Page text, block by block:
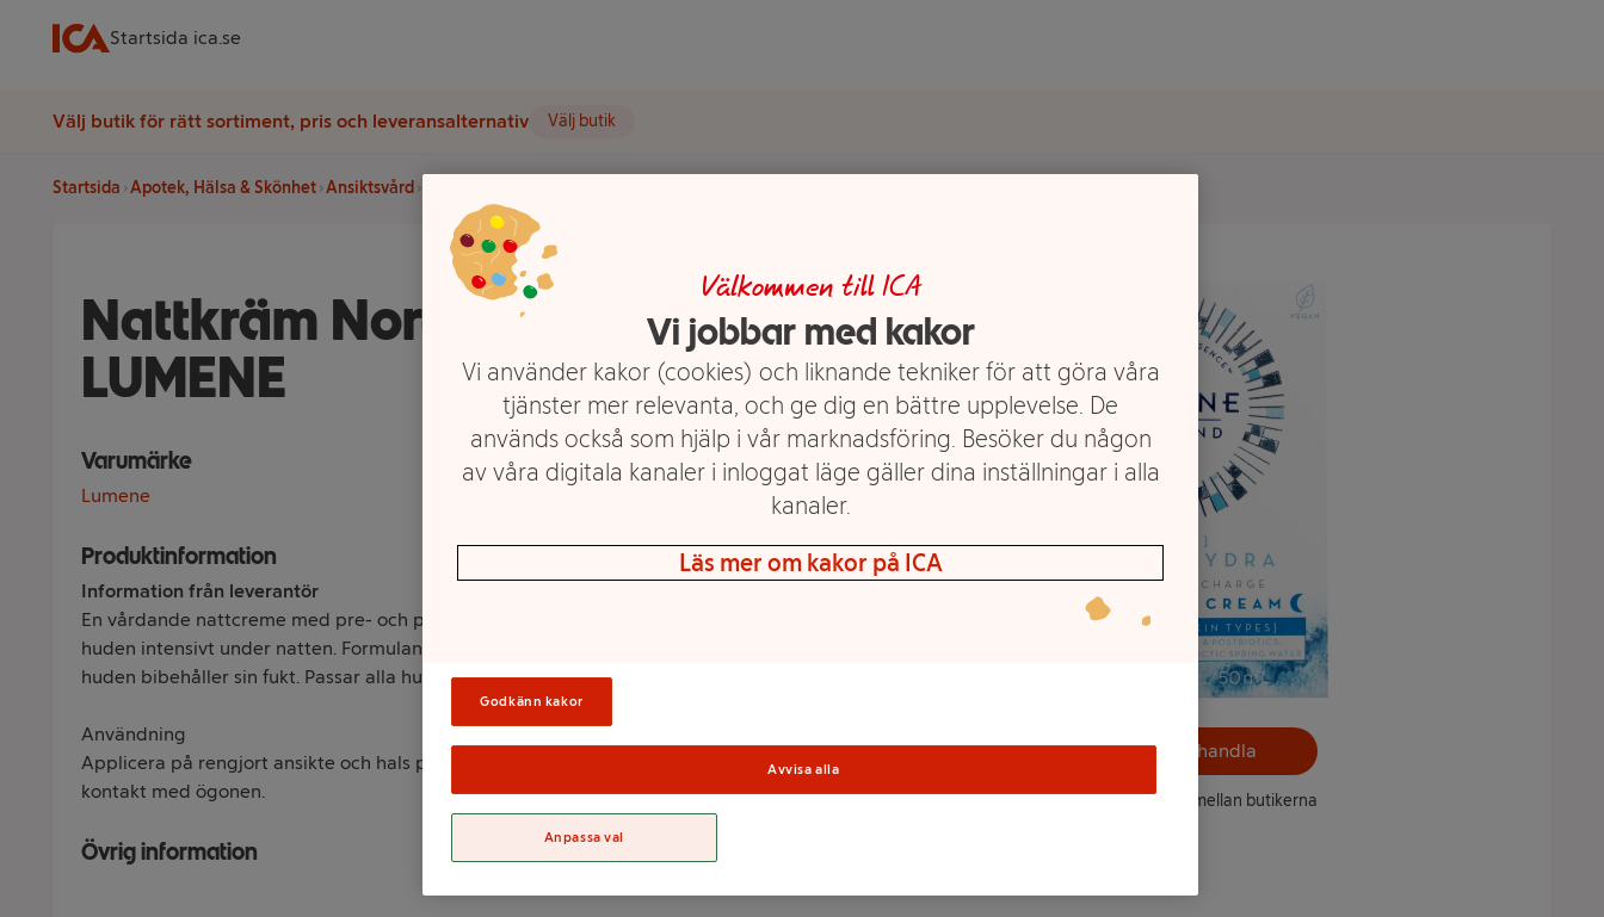
Startsida ica.se
Välj butik för rätt sortiment, pris och leveransalternativ Välj butik
Startsida Apotek, Hälsa & Skönhet Ansiktsvård
Nattkräm Nordic Hydra 50ml
LUMENE
Varumärke
Lumene
Produktinformation
Information från leverantör
En vårdande nattcreme med pre- och postbiotika från havre som återfuktar
huden intensivt under natten. Formulan har en fyllig konsistens och gör så att
huden bibehåller sin fukt. Passar alla hudtyper.
Användning
Applicera på rengjort ansikte och hals på kvällen. Endast för utvärtes bruk. Undvik
kontakt med ögonen.
Övrig information
Välj butik och handla
Sortimentet kan variera mellan butikerna
Välkommen till ICA
Vi jobbar med kakor
Vi använder kakor (cookies) och liknande tekniker för att göra våra
tjänster mer relevanta, och ge dig en bättre upplevelse. De
används också som hjälp i vår marknadsföring. Besöker du någon
av våra digitala kanaler i inloggat läge gäller dina inställningar i alla
kanaler.
Läs mer om kakor på ICA
Godkänn kakor
Avvisa alla
Anpassa val